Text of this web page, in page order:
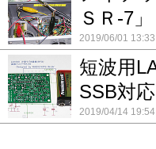
ＳＲ-7
2019/06/01 13:33
アイテック電子
ント(0)
短波用
SSB対応
2019/04/14 19:54
コメント(0)